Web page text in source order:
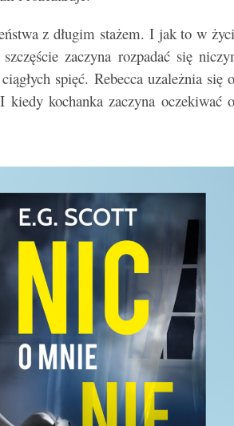
z długim stażem. I jak to w
zaczyna rozpadać się
spięć. Rebecca uzależnia się
kochanka zaczyna oczekiwać